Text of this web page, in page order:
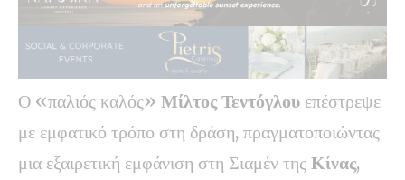
Ο «παλιός καλός» Μίλτος Τεντόγλου επέστρεψε
με εμφατικό τρόπο στη δράση, πραγματοποιώντας
μια εξαιρετική εμφάνιση στη Σιαμέν της Κίνας,